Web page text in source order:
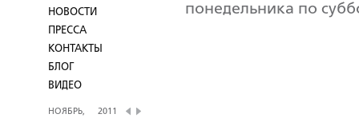
НОВОСТИ
ПРЕССА
КОНТАКТЫ
БЛОГ
ВИДЕО
НОЯБРЬ,
2011
понедельника по